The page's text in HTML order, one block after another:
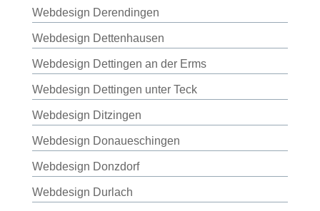
Webdesign Derendingen
Webdesign Dettenhausen
Webdesign Dettingen an der Erms
Webdesign Dettingen unter Teck
Webdesign Ditzingen
Webdesign Donaueschingen
Webdesign Donzdorf
Webdesign Durlach